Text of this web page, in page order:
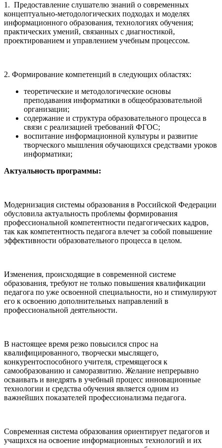
1. Предоставление слушателю знаний о современных
концептуально-методологических подходах и моделях
информационного образования, технологиях обучения;
практических умений, связанных с диагностикой,
проектированием и управлением учебным процессом.
2. Формирование компетенций в следующих областях:
теоретические и методологические основы
преподавания информатики в общеобразовательной
организации;
содержание и структура образовательного процесса в
связи с реализацией требований ФГОС;
воспитание информационной культуры и развитие
творческого мышления обучающихся средствами уроков
информатики;
Актуальность программы:
Модернизация системы образования в Российской Федерации
обусловила актуальность проблемы формирования
профессиональной компетентности педагогических кадров,
так как компетентность педагога влечет за собой повышение
эффективности образовательного процесса в целом.
Изменения, происходящие в современной системе
образования, требуют не только повышения квалификации
педагога по уже освоенной специальности, но и стимулируют
его к освоению дополнительных направлений в
профессиональной деятельности.
В настоящее время резко повысился спрос на
квалифицированного, творчески мыслящего,
конкурентоспособного учителя, стремящегося к
самообразованию и саморазвитию. Желание непрерывно
осваивать и внедрять в учебный процесс инновационные
технологии и средства обучения является одним из
важнейших показателей профессионализма педагога.
Современная система образования ориентирует педагогов и
учащихся на освоение информационных технологий и их